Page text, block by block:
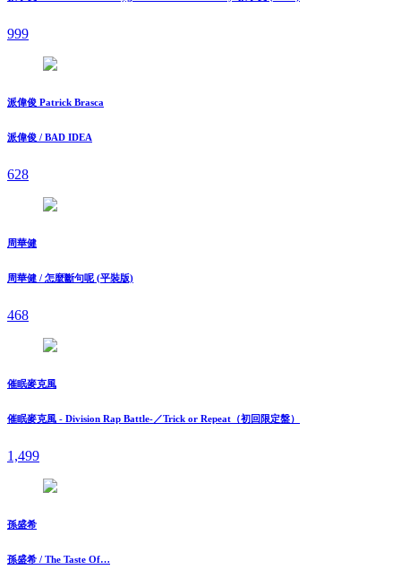
999
派偉俊 Patrick Brasca
派偉俊 / BAD IDEA
628
周華健
周華健 / 怎麼斷句呢 (平裝版)
468
催眠麥克風
催眠麥克風 - Division Rap Battle-／Trick or Repeat（初回限定盤）
1,499
孫盛希
孫盛希 / The Taste Of…